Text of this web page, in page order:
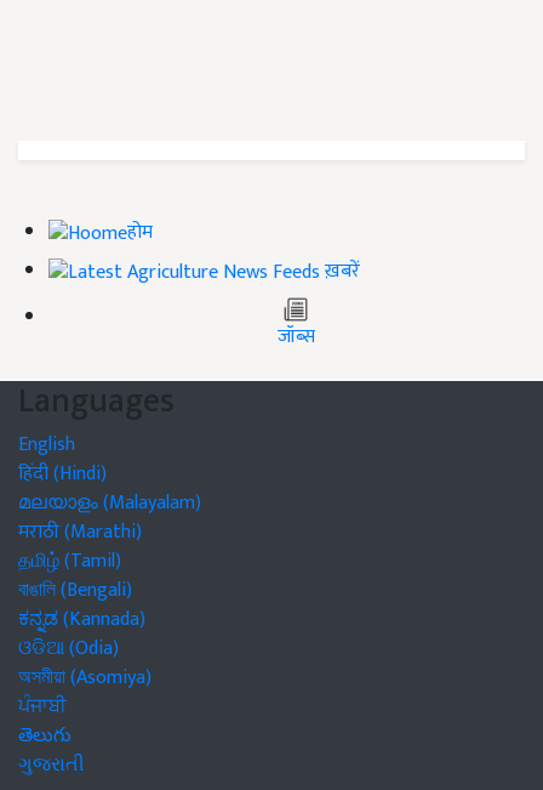
होम
ख़बरें
जॉब्स
Languages
English
हिंदी (Hindi)
മലയാളം (Malayalam)
मराठी (Marathi)
தமிழ் (Tamil)
বাঙালি (Bengali)
ಕನ್ನಡ (Kannada)
ଓଡିଆ (Odia)
অসমীয়া (Asomiya)
ਪੰਜਾਬੀ
తెలుగు
ગુજરાતી